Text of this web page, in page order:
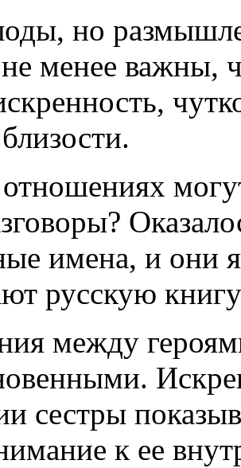
но
менее важны,
имена, и они
русскую
между
сестры
к ее